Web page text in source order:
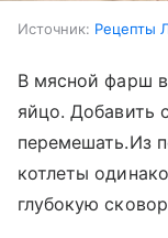
Источник: Рецепты
В мясной фарш
яйцо. Добавить
перемешать.Из
котлеты
глубокую